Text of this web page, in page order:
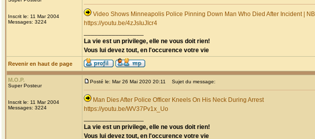
Inscrit le: 11 Mar 2004
Messages: 3224
Video Shows Minneapolis Police Pinning Down Man Who Died After Incident |
https://youtu.be/4zJsIuJIcr4
La vie est un privilege, elle ne vous doit rien!
Vous lui devez tout, en l'occurence votre vie
Revenir en haut de page
M.O.P.
Super Posteur
Inscrit le: 11 Mar 2004
Messages: 3224
Posté le: Mar 26 Mai 2020 20:11 Sujet du message:
Man Dies After Police Officer Kneels On His Neck During Arrest
https://youtu.be/WV37Pv1x_Uo
La vie est un privilege, elle ne vous doit rien!
Vous lui devez tout, en l'occurence votre vie